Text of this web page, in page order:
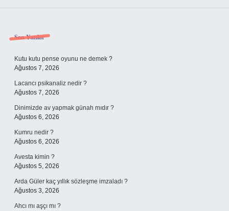
Sidebar
Son Yazılar
Kutu kutu pense oyunu ne demek ?
Ağustos 7, 2026
Lacancı psikanaliz nedir ?
Ağustos 7, 2026
Dinimizde av yapmak günah mıdır ?
Ağustos 6, 2026
Kumru nedir ?
Ağustos 6, 2026
Avesta kimin ?
Ağustos 5, 2026
Arda Güler kaç yıllık sözleşme imzaladı ?
Ağustos 3, 2026
Ahcı mı aşçı mı ?